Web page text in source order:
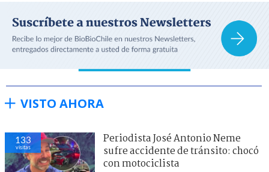
VISTO AHORA
133
visitas
Periodista José Antonio Neme
sufre accidente de tránsito: chocó
con motociclista